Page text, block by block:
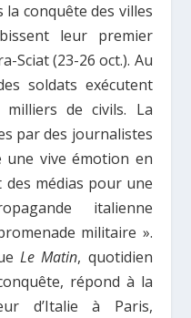
conquête des villes
leur premier
Sciat (23-26 oct.). Au
soldats exécutent
milliers de civils. La
par des journalistes
vive émotion en
des médias pour une
italienne
militaire ».
Le Matin, quotidien
répond à la
d’Italie à Paris,